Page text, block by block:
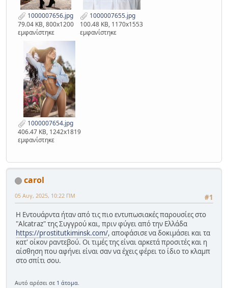
1000007656.jpg
79.04 KB, 800x1200
εμφανίστηκε
1000007655.jpg
100.48 KB, 1170x1553
εμφανίστηκε
1000007654.jpg
406.47 KB, 1242x1819
εμφανίστηκε
carol
#1
05 Αυγ, 2025, 10:22 ΠΜ
Η Εντουάρντα ήταν από τις πιο εντυπωσιακές παρουσίες στο
"Alcatraz" της Συγγρού και, πριν φύγει από την Ελλάδα
https://prostitutkiminsk.com/, αποφάσισε να δοκιμάσει και τα
κατ' οίκον ραντεβού. Οι τιμές της είναι αρκετά προσιτές και η
αίσθηση που αφήνει είναι σαν να έχεις φέρει το ίδιο το κλαμπ
στο σπίτι σου.
Αυτό αρέσει σε 1 άτομα